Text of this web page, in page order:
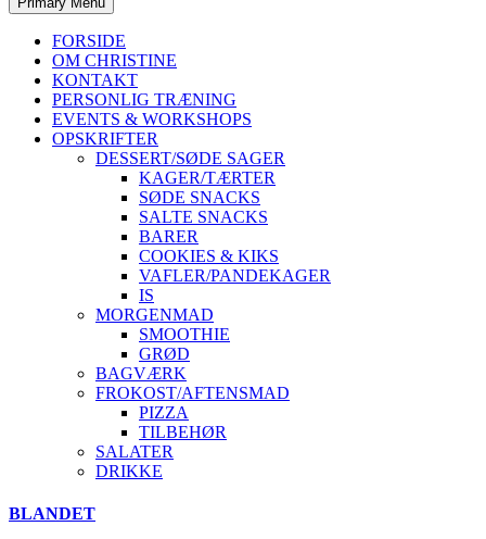
FORSIDE
OM CHRISTINE
KONTAKT
PERSONLIG TRÆNING
EVENTS & WORKSHOPS
OPSKRIFTER
DESSERT/SØDE SAGER
KAGER/TÆRTER
SØDE SNACKS
SALTE SNACKS
BARER
COOKIES & KIKS
VAFLER/PANDEKAGER
IS
MORGENMAD
SMOOTHIE
GRØD
BAGVÆRK
FROKOST/AFTENSMAD
PIZZA
TILBEHØR
SALATER
DRIKKE
Skip
BLANDET